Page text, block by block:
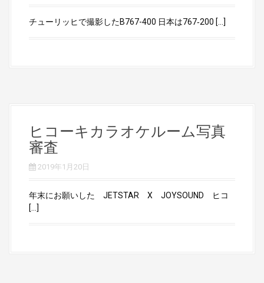
チューリッヒで撮影したB767-400 日本は767‐200 […]
ヒコーキカラオケルーム写真
審査
2019年1月20日
年末にお願いした JETSTAR X JOYSOUND ヒコ
[…]